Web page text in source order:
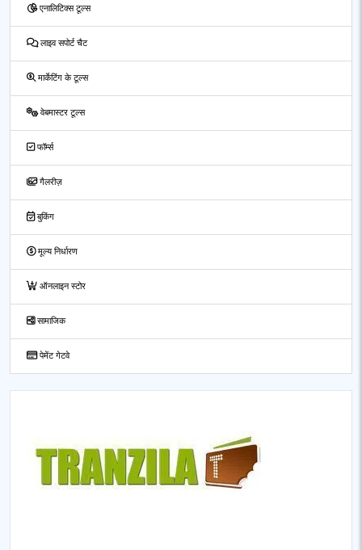
एनालिटिक्स टूल्स
लाइव सपोर्ट चैट
मार्केटिंग के टूल्स
वेबमास्टर टूल्स
फॉर्म्स
गैलरीज़
बुकिंग
मूल्य निर्धारण
ऑनलाइन स्टोर
सामाजिक
पेमेंट गेटवे